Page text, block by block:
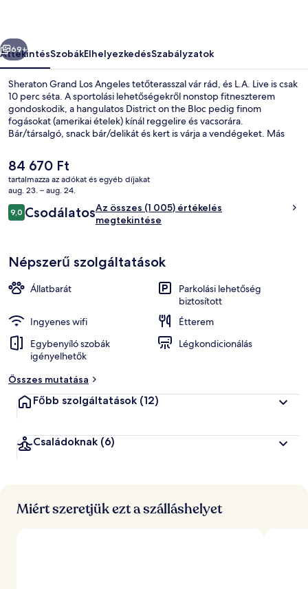
Következő
69+
ÁttekintésSzobákElhelyezkedésSzabályzatok
Sheraton Grand Los Angeles tetőterasszal vár rád, és L.A. Live is csak
10 perc séta. A sportolási lehetőségekről nonstop fitneszterem
gondoskodik, a hangulatos District on the Bloc pedig finom
fogásokat (amerikai ételek) kínál reggelire és vacsorára.
Bár/társalgó, snack bár/delikát és kert is várja a vendégeket. Más
személyzet és elhelyezkedés. Rövid sétával megközelíthető a
tömegközlekedés: 7th Street-Metro Center metróállomás csak pár
lépés, Pershing Square metróállomás pedig 11 perc séta.
A
jelenlegi
ár
84 670 Ft
tartalmazza az adókat és egyéb díjakat
aug. 23. – aug. 24.
Értékelések
9,09,0 ennyiből: 10
CsodálatosAz összes (1 005) értékelés
megtekintése
Népszerű szolgáltatások
Állatbarát
Parkolási lehetőség
biztosított
Ingyenes wifi
Étterem
Egybenyíló szobák
igényelhetők
Légkondicionálás
Összes mutatása
Főbb szolgáltatások (12)
Családoknak (6)
Miért szeretjük ezt a szálláshelyet